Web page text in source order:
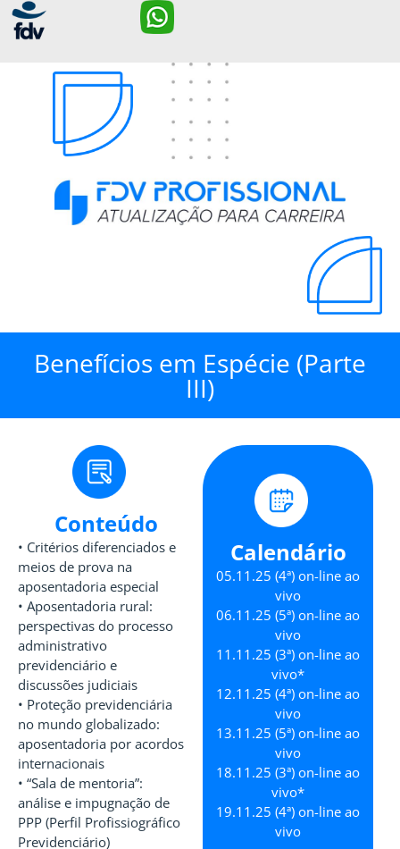
Benefícios em Espécie (Parte
III)
Conteúdo
• Critérios diferenciados e
meios de prova na
aposentadoria especial
• Aposentadoria rural:
perspectivas do processo
administrativo
previdenciário e
discussões judiciais
• Proteção previdenciária
no mundo globalizado:
aposentadoria por acordos
internacionais
• “Sala de mentoria”:
análise e impugnação de
PPP (Perfil Profissiográfico
Previdenciário)
Calendário
05.11.25 (4ª) on-line ao
vivo
06.11.25 (5ª) on-line ao
vivo
11.11.25 (3ª) on-line ao
vivo*
12.11.25 (4ª) on-line ao
vivo
13.11.25 (5ª) on-line ao
vivo
18.11.25 (3ª) on-line ao
vivo*
19.11.25 (4ª) on-line ao
vivo